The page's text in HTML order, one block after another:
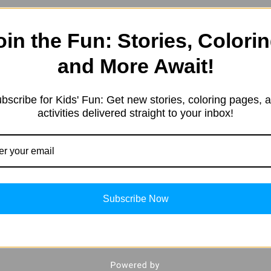
started in 2019 with a
information. Our
in different
Kids’ products,
more.
Ki Chot Par’
the Fun: Stories,
and More Await!
for Kids' Fun: Get new stories, coloring pages,
activities delivered straight to your inbox!
Subscribe Now